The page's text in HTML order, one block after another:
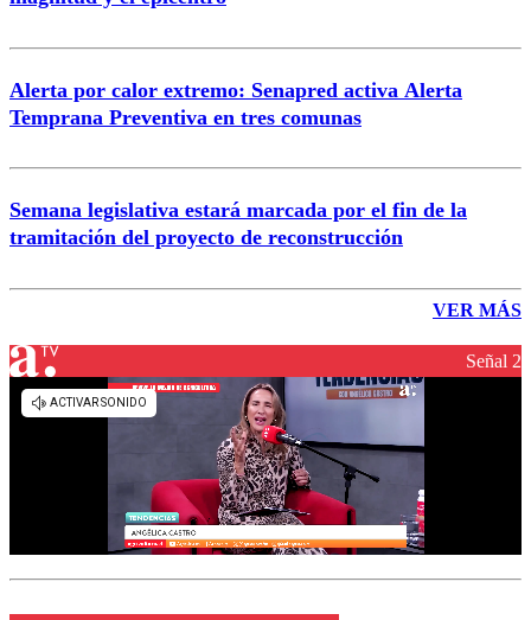
Alerta por calor extremo: Senapred activa Alerta
Temprana Preventiva en tres comunas
Semana legislativa estará marcada por el fin de la
tramitación del proyecto de reconstrucción
VER MÁS
Señal 2